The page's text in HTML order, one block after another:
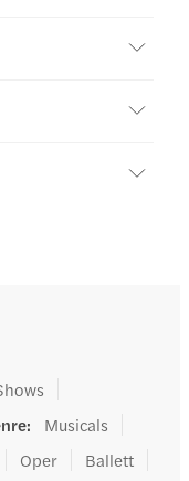
:
Musicals
Oper
Ballett